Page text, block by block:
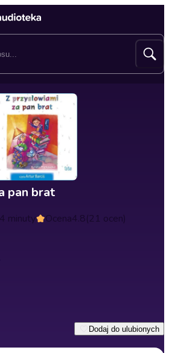
pan brat
minuty Ocena4.8(21 ocen)
Dodaj do ulubionych